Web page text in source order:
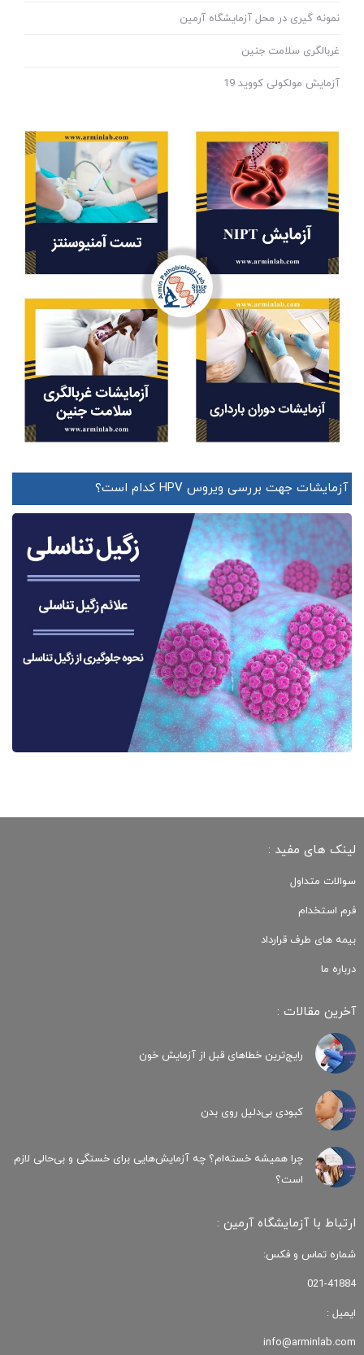
نمونه گیری در محل آزمایشگاه آرمین
غربالگری سلامت جنین
آزمایش مولکولی کووید 19
آزمایشات جهت بررسی ویروس HPV کدام است؟
لینک های مفید :
سوالات متداول
فرم استخدام
بیمه های طرف قرارداد
درباره ما
آخرین مقالات :
رایج‌ترین خطاهای قبل از آزمایش خون
کبودی‌ بی‌دلیل روی بدن
چرا همیشه خسته‌ام؟ چه آزمایش‌هایی برای خستگی و بی‌حالی لازم
است؟
ارتباط با آزمایشگاه آرمین :
شماره تماس و فکس:
021-41884
ایمیل :
info@arminlab.com